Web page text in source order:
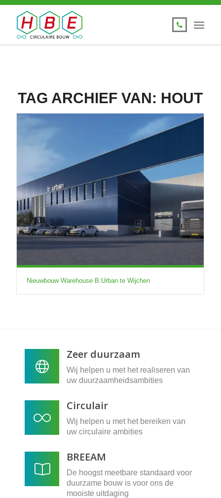
TAG ARCHIEF VAN: HOUT
Nieuwbouw Warehouse B:Urban te Wijchen
Zeer duurzaam
Wij helpen u met het realiseren van
uw duurzaamheidsambities
Circulair
Wij helpen u met het bereiken van
uw circulaire ambities
BREEAM
De hoogst meetbare standaard voor
duurzame bouw is voor ons de
mooiste uitdaging